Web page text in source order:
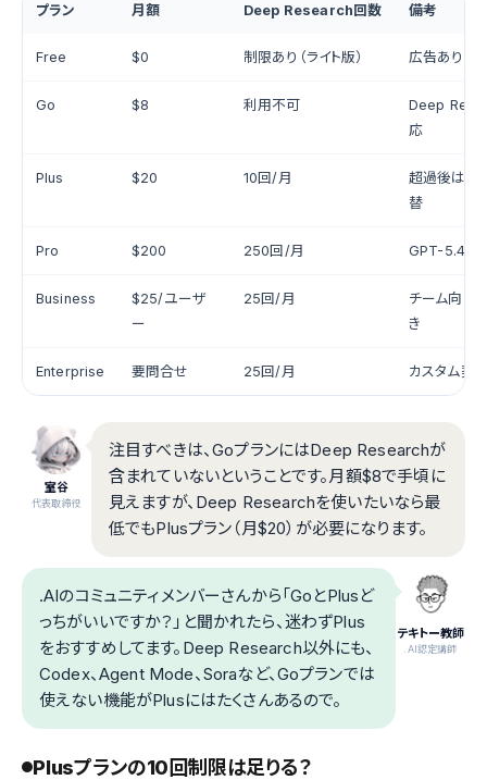
プラン 月額 Deep Research回数 備考
Free $0 制限あり（ライト版） 広告あり（米
Go $8 利用不可
Deep
応
Plus $20 10回/月
超過後はラ
替
Pro $200 250回/月 GPT-5.4
Business
$25/ユーザ
ー
25回/月
チーム向け
き
Enterprise 要問合せ 25回/月 カスタム契
室谷
代表取締役
注目すべきは、GoプランにはDeep Researchが
含まれていないということです。月額$8で手頃に
見えますが、Deep Researchを使いたいなら最
低でもPlusプラン（月$20）が必要になります。
テキトー教師
.AI認定講師
.AIのコミュニティメンバーさんから「GoとPlusど
っちがいいですか？」と聞かれたら、迷わずPlus
をおすすめしてます。Deep Research以外にも、
Codex、Agent Mode、Soraなど、Goプランでは
使えない機能がPlusにはたくさんあるので。
Plusプランの10回制限は足りる？